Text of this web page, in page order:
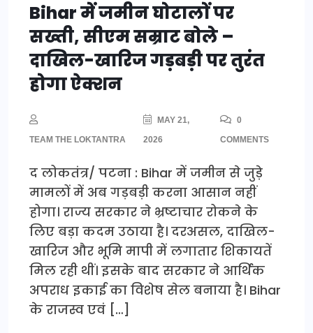
Bihar में जमीन घोटालों पर
सख्ती, सीएम सम्राट बोले –
दाखिल-खारिज गड़बड़ी पर तुरंत
होगा ऐक्शन
TEAM THE LOKTANTRA
MAY 21,
2026
0
COMMENTS
द लोकतंत्र/ पटना : Bihar में जमीन से जुड़े
मामलों में अब गड़बड़ी करना आसान नहीं
होगा। राज्य सरकार ने भ्रष्टाचार रोकने के
लिए बड़ा कदम उठाया है। दरअसल, दाखिल-
खारिज और भूमि मापी में लगातार शिकायतें
मिल रही थीं। इसके बाद सरकार ने आर्थिक
अपराध इकाई का विशेष सेल बनाया है। Bihar
के राजस्व एवं […]